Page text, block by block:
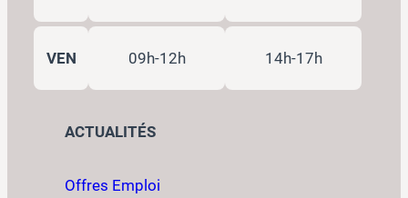
VEN 09h-12h 14h-17h
ACTUALITÉS
Offres Emploi